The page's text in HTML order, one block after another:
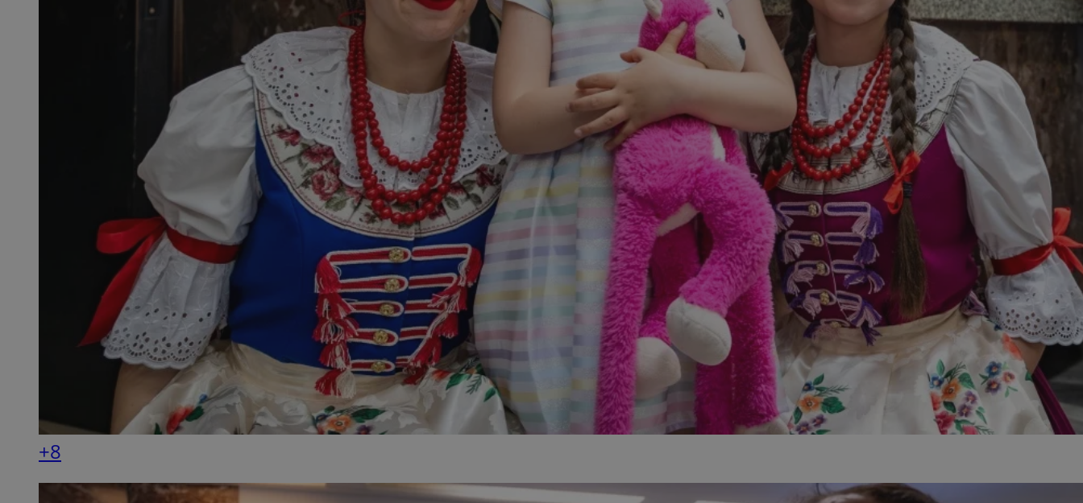
+8
Niezbędne Wydajność Targetowanie Funkcjonalność Niesklasyfikowane
Niezbędne pliki cookie umożliwiają korzystanie z podstawowych funkcji strony internetowej, takich jak logowanie użytkownika i
zarządzanie kontem. Bez niezbędnych plików cookie nie można prawidłowo korzystać ze strony internetowej.
Nazwa
Provider /
Domena
przechowywania
Opis
SessID zabrze.com.pl 1 rok
Ten plik cookie przechowuje identyfikator sesji.
QeSessID
zabrze.com.pl 1 rok
Ten plik cookie przechowuje identyfikator sesji.
MvSessID
zabrze.com.pl
Ten plik cookie przechowuje identyfikator sesji.
Cloudflare
Inc.
.x.com
sekundy
Ten plik cookie służy do rozróżniania ludzi i botów. Jest
to korzystne dla strony internetowej, ponieważ
umożliwia tworzenie ważnych raportów na temat
korzystania z jej witryny internetowej.
Cloudflare
Inc.
.twitter.com
Ten plik cookie służy do rozróżniania ludzi i botów. Jest
to korzystne dla strony internetowej, ponieważ
umożliwia tworzenie ważnych raportów na temat
korzystania z jej witryny internetowej.
CookieScriptConsent
CookieScript
zabrze.com.pl
Ten plik cookie jest używany przez usługę Cookie-
Script.com do zapamiętywania preferencji dotyczących
zgody użytkownika na pliki cookie. Jest to konieczne,
aby baner cookie Cookie-Script.com działał poprawnie.
VISITOR_PRIVACY_METADATA
YouTube
.youtube.com
5 miesięcy 4
tygodnie
Ten plik cookie przechowuje informacje o zgodzie
użytkownika oraz jego preferencjach dotyczących
prywatności podczas korzystania z witryny. Rejestruje
wybory dotyczące polityki prywatności i ustawień
Google Privacy Policy